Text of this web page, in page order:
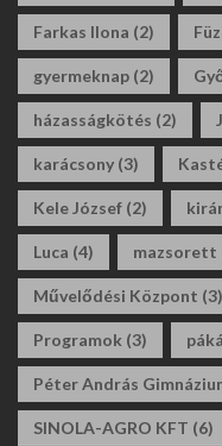
Farkas Ilona (2)
gyermeknap (2)
házasságkötés (2)
karácsony (3)
Kele József (2)
Luca (4) mazsorett
Művelődési Központ (3)
Programok (3)
Péter András
SINOLA-AGRO KFT (6)